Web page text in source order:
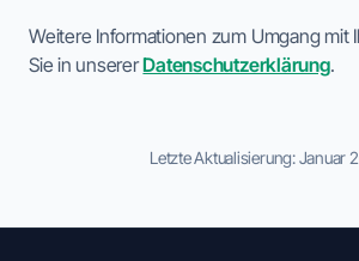
Weitere Informationen zum Umgang mit
Sie in unsererDatenschutzerklärung.
Letzte Aktualisierung: Januar